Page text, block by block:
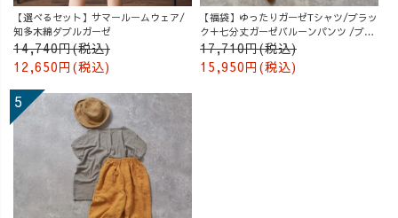
【選べるセット】サマールームウェア/
知多木綿ダブルガーゼ
14,740円(税込)
12,650円(税込)
【福袋】ゆったりガーゼTシャツ/ブラッ
ク＋七分丈ガーゼバルーンパンツ /ブル
ー
17,710円(税込)
15,950円(税込)